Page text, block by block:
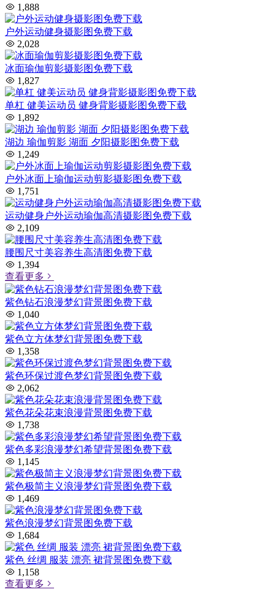
1,888
户外运动健身摄影图免费下载
2,028
冰面瑜伽剪影摄影图免费下载
1,827
单杠 健美运动员 健身背影摄影图免费下载
1,892
湖边 瑜伽剪影 湖面 夕阳摄影图免费下载
1,249
户外冰面上瑜伽运动剪影摄影图免费下载
1,751
运动健身户外运动瑜伽高清摄影图免费下载
2,109
腰围尺寸美容养生高清图免费下载
1,394
查看更多
紫色钻石浪漫梦幻背景图免费下载
1,040
紫色立方体梦幻背景图免费下载
1,358
紫色环保过渡色梦幻背景图免费下载
2,062
紫色花朵花束浪漫背景图免费下载
1,738
紫色多彩浪漫梦幻希望背景图免费下载
1,145
紫色极简主义浪漫梦幻背景图免费下载
1,469
紫色浪漫梦幻背景图免费下载
1,684
紫色 丝绸 服装 漂亮 裙背景图免费下载
1,158
查看更多